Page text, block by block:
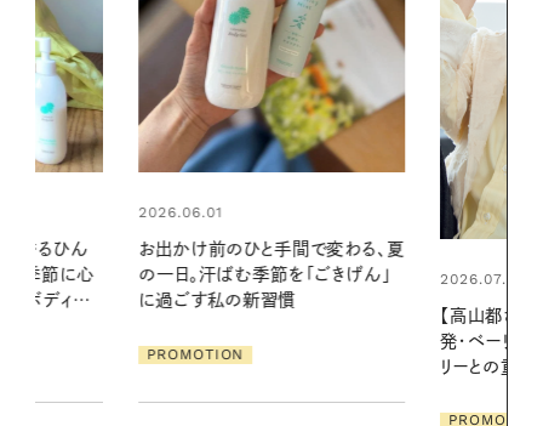
変わる、夏
ごきげん」
2026.07.21
リーとの重ねづけも素敵な大人の
2026.06.01
える夜の爽